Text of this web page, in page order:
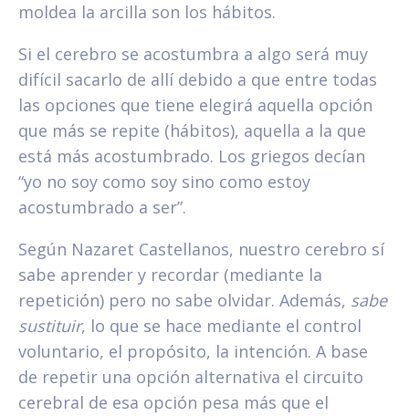
moldea la arcilla son los hábitos.
Si el cerebro se acostumbra a algo será muy
difícil sacarlo de allí debido a que entre todas
las opciones que tiene elegirá aquella opción
que más se repite (hábitos), aquella a la que
está más acostumbrado. Los griegos decían
“yo no soy como soy sino como estoy
acostumbrado a ser”.
Según Nazaret Castellanos, nuestro cerebro sí
sabe aprender y recordar (mediante la
repetición) pero no sabe olvidar. Además, sabe
sustituir, lo que se hace mediante el control
voluntario, el propósito, la intención. A base
de repetir una opción alternativa el circuito
cerebral de esa opción pesa más que el